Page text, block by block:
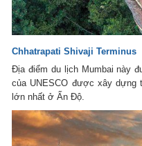
Chhatrapati Shivaji Terminus
Địa điểm du lịch Mumbai này
của UNESCO được xây
lớn nhất ở Ấn Độ.